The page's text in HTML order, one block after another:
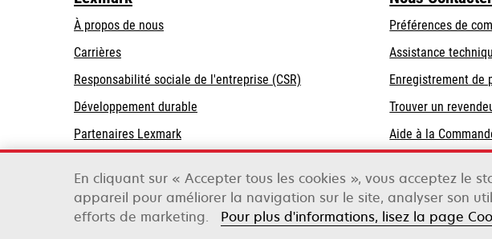
À propos de nous
Carrières
s’ouvre
dans
un
nouvel
onglet
Responsabilité sociale de l'entreprise (CSR)
onglet
Développement durable
Partenaires Lexmark
Préférences de
s’ouvre
dans
un
nouvel
onglet
Assistance
Enregistrement de
Trouver un
Aide à la
Lexmark International, Inc., une entreprise Xerox
©2026 Tous droits réservés.
En cliquant sur « Accepter tous les cookies », vous acceptez le
appareil pour améliorer la navigation sur le site, analyser son
efforts de marketing.
Pour plus d'informations, lisez la page